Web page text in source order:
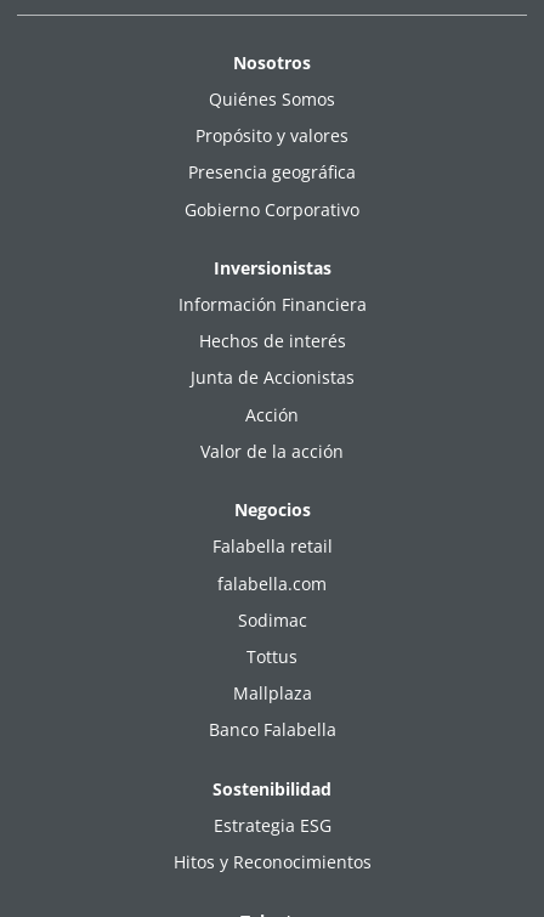
Nosotros
Quiénes Somos
Propósito y valores
Presencia geográfica
Gobierno Corporativo
Inversionistas
Información Financiera
Hechos de interés
Junta de Accionistas
Acción
Valor de la acción
Negocios
Falabella retail
falabella.com
Sodimac
Tottus
Mallplaza
Banco Falabella
Sostenibilidad
Estrategia ESG
Hitos y Reconocimientos